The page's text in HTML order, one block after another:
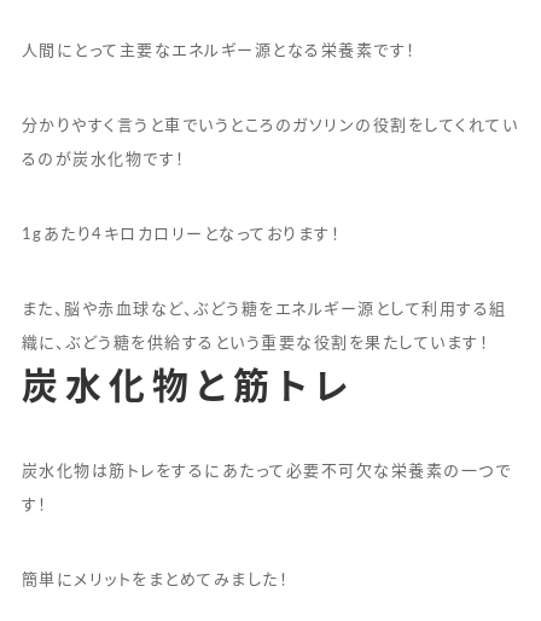
人間にとって主要なエネルギー源となる栄養素です！
分かりやすく言うと車でいうところのガソリンの役割をしてくれてい
るのが炭水化物です！
1gあたり4キロカロリーとなっております！
また、脳や赤血球など、ぶどう糖をエネルギー源として利用する組
織に、ぶどう糖を供給するという重要な役割を果たしています！
炭水化物と筋トレ
炭水化物は筋トレをするにあたって必要不可欠な栄養素の一つで
す！
簡単にメリットをまとめてみました！